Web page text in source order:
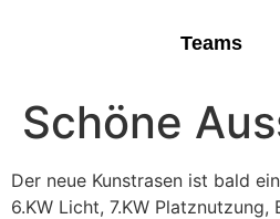
Teams
Schöne
Der neue Kunstrasen ist bald
6.KW Licht, 7.KW Platznutzung,